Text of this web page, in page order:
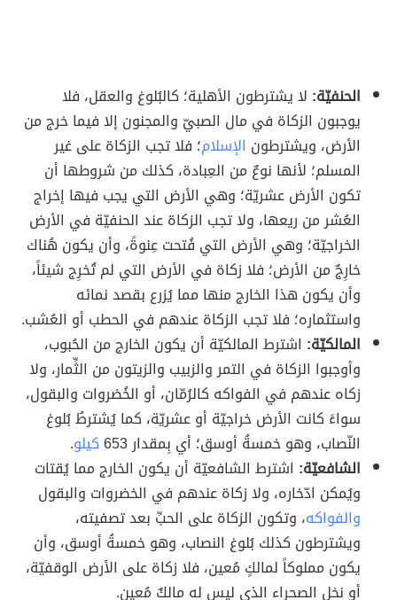
الحنفيّة: لا يشترطون الأهلية؛ كالبُلوغ والعقل، فلا
يوجبون الزكاة في مال الصبيّ والمجنون إلا فيما خرج من
الأرض، ويشترطون الإسلام؛ فلا تجب الزكاة على غير
المسلم؛ لأنها نوعٌ من العِبادة، كذلك من شروطها أن
تكون الأرض عشريّة؛ وهي الأرض التي يجب فيها إخراج
العُشر من ريعها، ولا تجب الزكاة عند الحنفيّة في الأرض
الخراجيّة؛ وهي الأرض التي فُتحت عِنوةً، وأن يكون هُناك
خارِجٌ من الأرض؛ فلا زكاة في الأرض التي لم تُخرِج شيئاً،
وأن يكون هذا الخارج منها مما يُزرع بقصد نمائه
واستثماره؛ فلا تجب الزكاة عندهم في الحطب أو العُشب.
المالكيّة: اشترط المالكيّة أن يكون الخارج من الحُبوب،
وأوجبوا الزكاة في التمر والزبيب والزيتون من الثِّمار، ولا
زكاه عندهم في الفواكه كالرُمّان، أو الخُضروات والبقول،
سواءً كانت الأرض خراجيّة أو عشريّة، كما يُشترطُ بُلوغ
النّصاب، وهو خمسةُ أوسق؛ أي بِمقدار 653
كيلو.
الشافعيّة: اشترط الشافعيّة أن يكون الخارج مما يُقتات
ويُمكن ادّخاره، ولا زكاة عندهم في الخضروات والبقول
والفواكه، وتكون الزكاة على الحبِّ بعد تصفيته،
ويشترطون كذلك بُلوغ النصاب، وهو خمسةُ أوسق، وأن
يكون مملوكاً لمالكٍ مُعين، فلا زكاة على الأرض الوقفيّة،
أو نخل الصحراء الذي ليس له مالكٌ مُعين.